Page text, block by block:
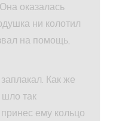
оказалась
ни колотил
на помощь,
Как же
шло так
ему кольцо